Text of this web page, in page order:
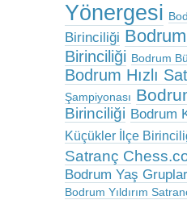
Yönergesi
Birinciliği
Birinciliği Bodrum
Bodrum Hızlı
Şampiyonası
Birinciliği Bodrum
Küçükler İlçe
Satranç
Bodrum Yaş
Bodrum Yıldırım